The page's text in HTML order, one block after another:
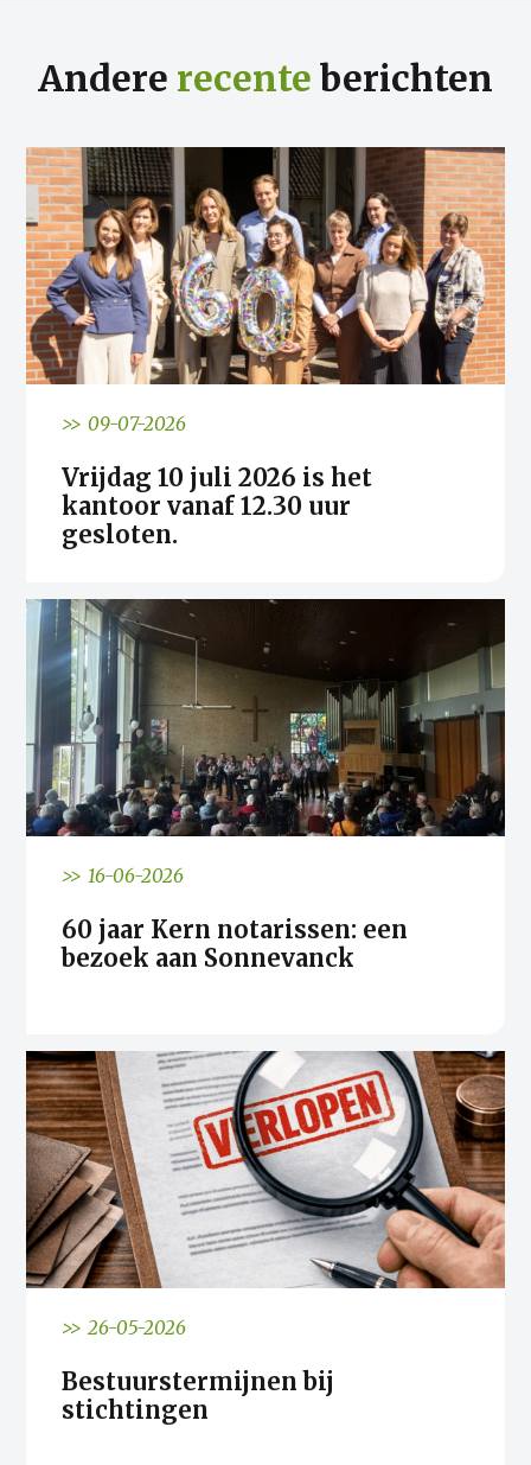
Andere recente berichten
>> 09-07-2026
Vrijdag 10 juli 2026 is het
kantoor vanaf 12.30 uur
gesloten.
>> 16-06-2026
60 jaar Kern notarissen: een
bezoek aan Sonnevanck
>> 26-05-2026
Bestuurstermijnen bij
stichtingen